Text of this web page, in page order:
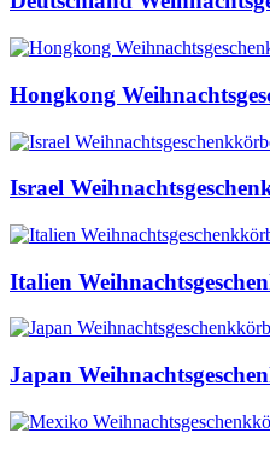
Hongkong
Israel
Italien
Japan